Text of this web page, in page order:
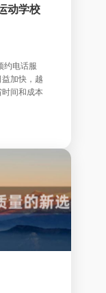
动学校
约电话服
加快，越
间和成本